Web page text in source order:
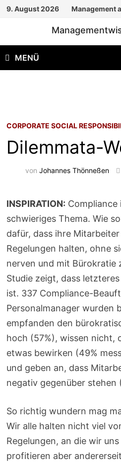
Zum
9. August 2026 Management
MENÜ
CORPORATE SOCIAL
Dilemmata-
vonJohannes Thönneßen
INSPIRATION: Compliance
schwieriges Thema. Wie
dafür, dass ihre
Regelungen halten, ohne
nerven und mit Bürokratie
Studie zeigt, dass
ist. 337 Compliance-
Personalmanager wurden
empfanden den
hoch (57%), wissen nicht,
etwas bewirken (49%
und geben an, dass
negativ gegenüber stehen
So richtig wundern mag
Wir alle halten nicht viel
Regelungen, an die wir
profitieren aber